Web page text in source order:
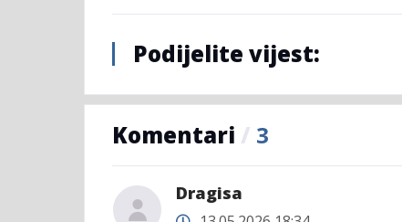
Podijelite vijest:
Komentari / 3
Dragisa